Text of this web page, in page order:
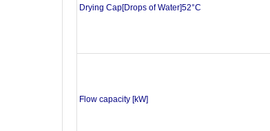
Drying Cap[Drops of Water]52°C
Flow capacity [kW]